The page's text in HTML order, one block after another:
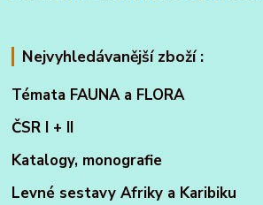
Nejvyhledávanější zboží :
Témata FAUNA a FLORA
ČSR I + II
Katalogy, monografie
Levné sestavy Afriky a Karibiku